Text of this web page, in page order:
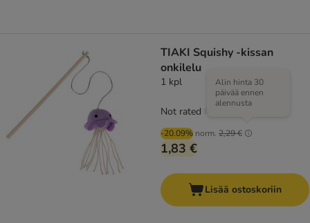
TIAKI Squishy -kissan
onkilelu
1 kpl
-20.09% norm. 2,29 €
Alin hinta 30
päivää ennen
alennusta
1,83 €
Not rated
Lisää ostoskoriin